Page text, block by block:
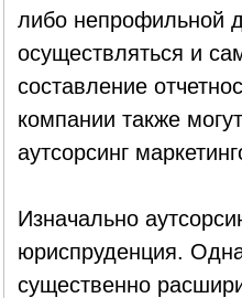
либо непрофильной
осуществляться и
составление
компании также
аутсорсинг
Изначально
юриспруденция.
существенно